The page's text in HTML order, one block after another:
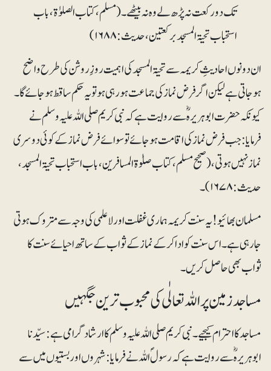
تک دو رکعت نہ پڑھ لے وہ نہ بیٹھے۔ (مسلم، کتاب الصلوٰۃ، باب
استحباب تحیۃ المسجد برکعتین، حدیث: ۱۶۸۸)
ان دونوں احادیثِ کریمہ سے تحیۃ المسجد کی اہمیت روزِ روشن کی طرح واضح
ہوجاتی ہے لیکن اگر فرض نماز کی جماعت ہورہی ہو تو یہ حکم ساقط ہوجائے گا۔
کیونکہ حضرت ابوہریرہؓ سے روایت ہے کہ نبی کریم صلی اللہ علیہ وسلم نے
فرمایا: جب فرض نماز کی اقامت ہوجائے تو سوائے فرض نماز کے کوئی دوسری
نماز نہیں ہوتی، (صحیح مسلم، کتاب صلوٰۃ المسافرین، باب استحباب تحیۃ المسجد،
حدیث:۱۶۷۸)۔
مسلمان بھائیو! یہ سنت کریمہ ہماری غفلت اور لاعلمی کی وجہ سے متروک ہوتی
جارہی ہے۔ اس سنت کو ادا کرکے نماز کے ثواب کے ساتھ احیائے سنت کا
ثواب بھی حاصل کریں۔
مساجد زمین پر اللہ تعالٰی کی محبوب ترین جگہیں
مساجد کا احترام کیجیے۔ نبی کریم صلی اللہ علیہ وسلم کا ارشاد گرامی ہے: سیّدنا
ابوہریرہؓ سے روایت ہے کہ رسولؐ اللہ نے فرمایا:شہروں اور بستیوں میں سے